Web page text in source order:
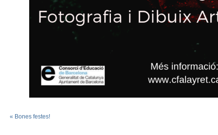
« Bones festes!